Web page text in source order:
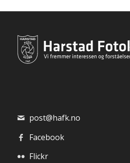
post@hafk.no
Facebook
Flickr